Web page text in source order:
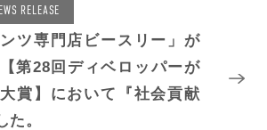
RELEASE
ツ専門店ビースリー」が
第28回ディベロッパーが
賞】において『社会貢献
た。